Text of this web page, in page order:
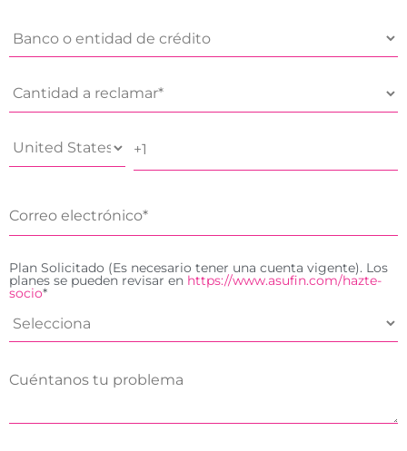
Plan Solicitado (Es necesario tener una cuenta vigente). Los
planes se pueden revisar en https://www.asufin.com/hazte-
socio*